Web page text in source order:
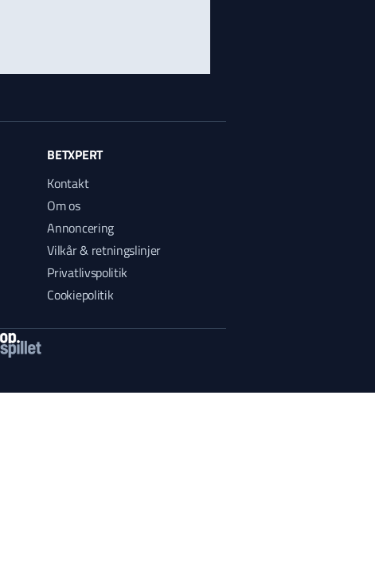
BETXPERT
Kontakt
Om os
Annoncering
Vilkår & retningslinjer
Privatlivspolitik
Cookiepolitik